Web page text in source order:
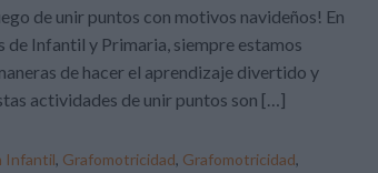
de unir puntos con motivos navideños! En
de Infantil y Primaria, siempre estamos
de hacer el aprendizaje divertido y
actividades de unir puntos son […]
Infantil, Grafomotricidad, Grafomotricidad,